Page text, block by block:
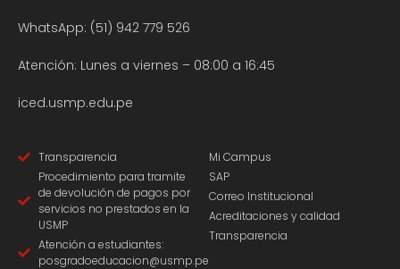
WhatsApp: (51) 942 779 526
Atención: Lunes a viernes – 08:00 a 16:45
iced.usmp.edu.pe
Transparencia
Procedimiento para tramite
de devolución de pagos por
servicios no prestados en la
USMP
Atención a estudiantes:
posgradoeducacion@usmp.pe
Mi Campus
SAP
Correo Institucional
Acreditaciones y calidad
Transparencia